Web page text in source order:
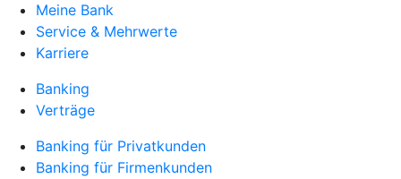
Meine Bank
Service & Mehrwerte
Karriere
Banking
Verträge
Banking für Privatkunden
Banking für Firmenkunden